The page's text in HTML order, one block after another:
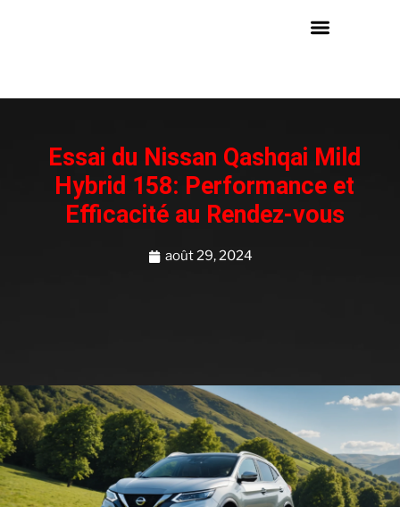
Essai du Nissan Qashqai Mild
Hybrid 158: Performance et
Efficacité au Rendez-vous
août 29, 2024